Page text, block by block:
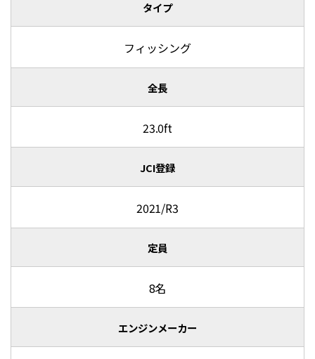
タイプ
フィッシング
全長
23.0ft
JCI登録
2021/R3
定員
8名
エンジンメーカー